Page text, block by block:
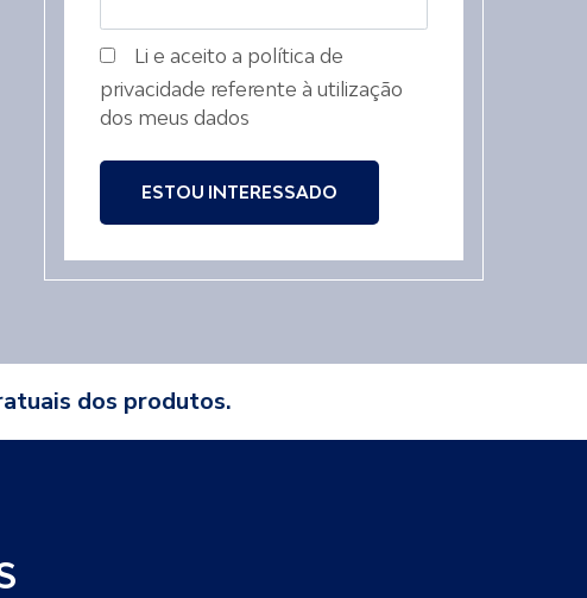
Li e aceito a política de
privacidade referente à utilização
dos meus dados
ESTOU INTERESSADO
dos produtos.